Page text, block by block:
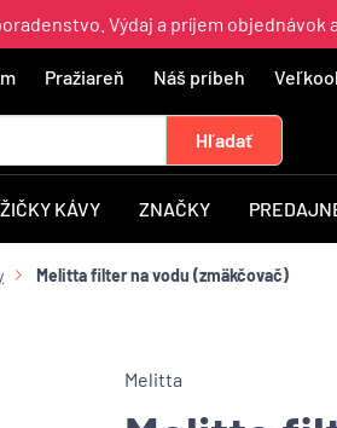
Výdaj a príjem
Pražiareň Náš príbeh
KÁVY ZNAČKY
Melitta filter na vodu (zmäkčovač)
Melitta